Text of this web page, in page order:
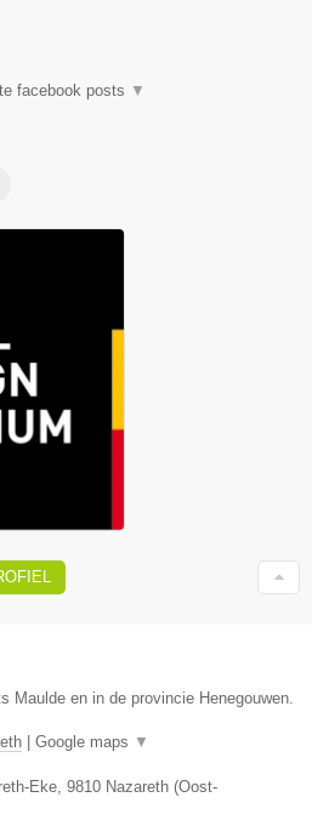
facebook posts ▼
Maulde en in de provincie Henegouwen.
| Google maps ▼
Eke 9810 Nazareth (Oost-